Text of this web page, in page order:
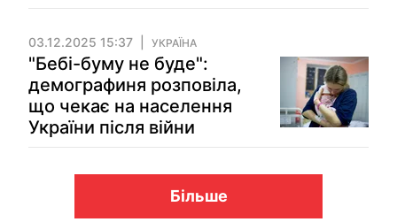
03.12.2025 15:37 УКРАЇНА
"Бебі-буму не буде":
демографиня розповіла,
що чекає на населення
України після війни
Більше